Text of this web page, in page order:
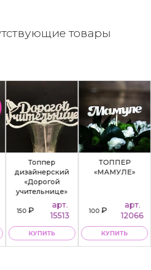
товары
Топпер
дизайнерский
«Дорогой
учительнице»
150₽
арт.
15513
КУПИТЬ
ТОППЕР
«МАМУЛЕ»
100₽
арт.
12066
КУПИТЬ